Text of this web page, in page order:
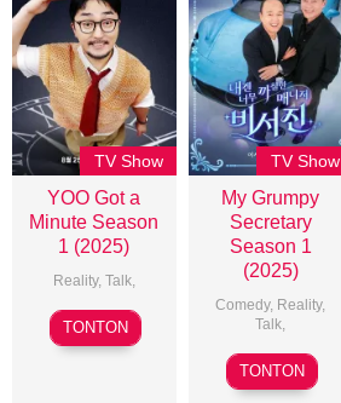
TV Show
YOO Got a
Minute Season
1 (2025)
Reality, Talk,
TONTON
TV Show
My Grumpy
Secretary
Season 1
(2025)
Comedy, Reality,
Talk,
TONTON